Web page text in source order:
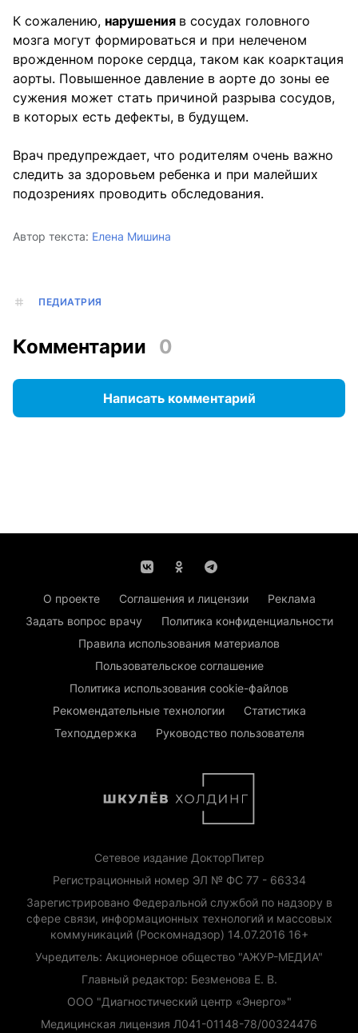
К сожалению, нарушения в сосудах головного
мозга могут формироваться и при нелеченом
врожденном пороке сердца, таком как коарктация
аорты. Повышенное давление в аорте до зоны ее
сужения может стать причиной разрыва сосудов,
в которых есть дефекты, в будущем.
Врач предупреждает, что родителям очень важно
следить за здоровьем ребенка и при малейших
подозрениях проводить обследования.
Автор текста: Елена Мишина
ПЕДИАТРИЯ
Комментарии 0
Написать комментарий
О проекте Соглашения и лицензии
Реклама
Задать вопрос врачу
Политика конфиденциальности
Правила использования материалов
Пользовательское соглашение
Политика использования cookie-файлов
Рекомендательные технологии
Статистика
Техподдержка
Руководство пользователя
Сетевое издание ДокторПитер
Регистрационный номер ЭЛ № ФС 77 - 66334
Зарегистрировано Федеральной службой по надзору в
сфере связи, информационных технологий и массовых
коммуникаций (Роскомнадзор) 14.07.2016 16+
Учредитель: Акционерное общество "АЖУР-МЕДИА"
Главный редактор: Безменова Е. В.
ООО "Диагностический центр «Энерго»"
Медицинская лицензия Л041-01148-78/00324476